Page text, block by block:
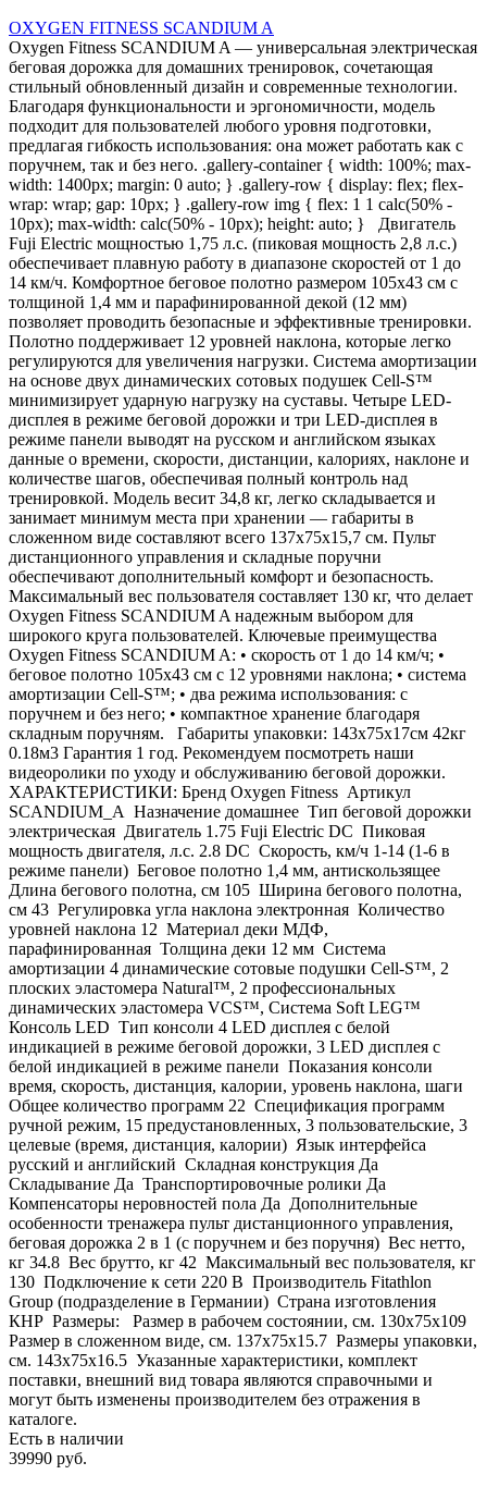
OXYGEN FITNESS SCANDIUM A
Oxygen Fitness SCANDIUM A — универсальная электрическая
беговая дорожка для домашних тренировок, сочетающая
стильный обновленный дизайн и современные технологии.
Благодаря функциональности и эргономичности, модель
подходит для пользователей любого уровня подготовки,
предлагая гибкость использования: она может работать как с
поручнем, так и без него. .gallery-container { width: 100%; max-
width: 1400px; margin: 0 auto; } .gallery-row { display: flex; flex-
wrap: wrap; gap: 10px; } .gallery-row img { flex: 1 1 calc(50% -
10px); max-width: calc(50% - 10px); height: auto; } Двигатель
Fuji Electric мощностью 1,75 л.с. (пиковая мощность 2,8 л.с.)
обеспечивает плавную работу в диапазоне скоростей от 1 до
14 км/ч. Комфортное беговое полотно размером 105х43 см с
толщиной 1,4 мм и парафинированной декой (12 мм)
позволяет проводить безопасные и эффективные тренировки.
Полотно поддерживает 12 уровней наклона, которые легко
регулируются для увеличения нагрузки. Система амортизации
на основе двух динамических сотовых подушек Cell-S™
минимизирует ударную нагрузку на суставы. Четыре LED-
дисплея в режиме беговой дорожки и три LED-дисплея в
режиме панели выводят на русском и английском языках
данные о времени, скорости, дистанции, калориях, наклоне и
количестве шагов, обеспечивая полный контроль над
тренировкой. Модель весит 34,8 кг, легко складывается и
занимает минимум места при хранении — габариты в
сложенном виде составляют всего 137х75х15,7 см. Пульт
дистанционного управления и складные поручни
обеспечивают дополнительный комфорт и безопасность.
Максимальный вес пользователя составляет 130 кг, что делает
Oxygen Fitness SCANDIUM A надежным выбором для
широкого круга пользователей. Ключевые преимущества
Oxygen Fitness SCANDIUM A: • скорость от 1 до 14 км/ч; •
беговое полотно 105х43 см с 12 уровнями наклона; • система
амортизации Cell-S™; • два режима использования: с
поручнем и без него; • компактное хранение благодаря
складным поручням. Габариты упаковки: 143х75х17см 42кг
0.18м3 Гарантия 1 год. Рекомендуем посмотреть наши
видеоролики по уходу и обслуживанию беговой дорожки.
ХАРАКТЕРИСТИКИ: Бренд Oxygen Fitness Артикул
SCANDIUM_A Назначение домашнее Тип беговой дорожки
электрическая Двигатель 1.75 Fuji Electric DC Пиковая
мощность двигателя, л.с. 2.8 DC Скорость, км/ч 1-14 (1-6 в
режиме панели) Беговое полотно 1,4 мм, антискользящее
Длина бегового полотна, см 105 Ширина бегового полотна,
см 43 Регулировка угла наклона электронная Количество
уровней наклона 12 Материал деки МДФ,
парафинированная Толщина деки 12 мм Система
амортизации 4 динамические сотовые подушки Cell-S™, 2
плоских эластомера Natural™, 2 профессиональных
динамических эластомера VCS™, Система Soft LEG™
Консоль LED Тип консоли 4 LED дисплея с белой
индикацией в режиме беговой дорожки, 3 LED дисплея с
белой индикацией в режиме панели Показания консоли
время, скорость, дистанция, калории, уровень наклона, шаги
Общее количество программ 22 Спецификация программ
ручной режим, 15 предустановленных, 3 пользовательские, 3
целевые (время, дистанция, калории) Язык интерфейса
русский и английский Складная конструкция Да
Складывание Да Транспортировочные ролики Да
Компенсаторы неровностей пола Да Дополнительные
особенности тренажера пульт дистанционного управления,
беговая дорожка 2 в 1 (с поручнем и без поручня) Вес нетто,
кг 34.8 Вес брутто, кг 42 Максимальный вес пользователя, кг
130 Подключение к сети 220 В Производитель Fitathlon
Group (подразделение в Германии) Страна изготовления
КНР Размеры: Размер в рабочем состоянии, см. 130х75x109
Размер в сложенном виде, см. 137х75x15.7 Размеры упаковки,
см. 143х75x16.5 Указанные характеристики, комплект
поставки, внешний вид товара являются справочными и
могут быть изменены производителем без отражения в
каталоге.
Есть в наличии
39990 руб.